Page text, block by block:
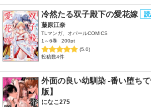
冷然たる双子殿下の愛花嫁
藤原江奈
TLマンガ、オパールCOMICS
1～6巻
200pt
(5.0)
投稿数4件
外面の良い幼馴染 -番い堕ち
版】
になこ275